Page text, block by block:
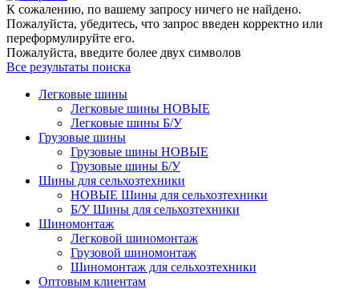
К сожалению, по вашему запросу ничего не найдено.
Пожалуйста, убедитесь, что запрос введен корректно или
переформулируйте его.
Пожалуйста, введите более двух символов
Все результаты поиска
Легковые шины
Легковые шины НОВЫЕ
Легковые шины Б/У
Грузовые шины
Грузовые шины НОВЫЕ
Грузовые шины Б/У
Шины для сельхозтехники
НОВЫЕ Шины для сельхозтехники
Б/У Шины для сельхозтехники
Шиномонтаж
Легковой шиномонтаж
Грузовой шиномонтаж
Шиномонтаж для сельхозтехники
Оптовым клиентам